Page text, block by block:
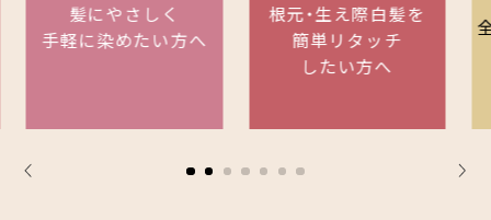
髪にやさしく
手軽に染めたい方へ
根元・生え際白髪を
簡単リタッチ
したい方へ